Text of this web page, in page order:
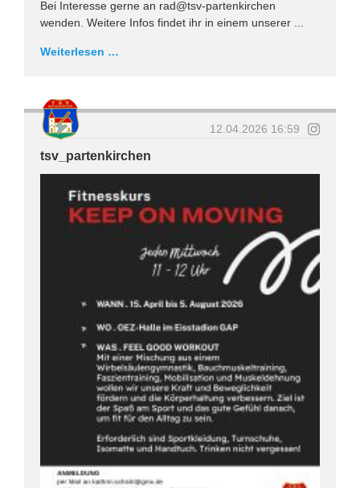
Bei Interesse gerne an rad@tsv-partenkirchen
wenden. Weitere Infos findet ihr in einem unserer ...
Weiterlesen …
12.04.2026 16:59
tsv_partenkirchen